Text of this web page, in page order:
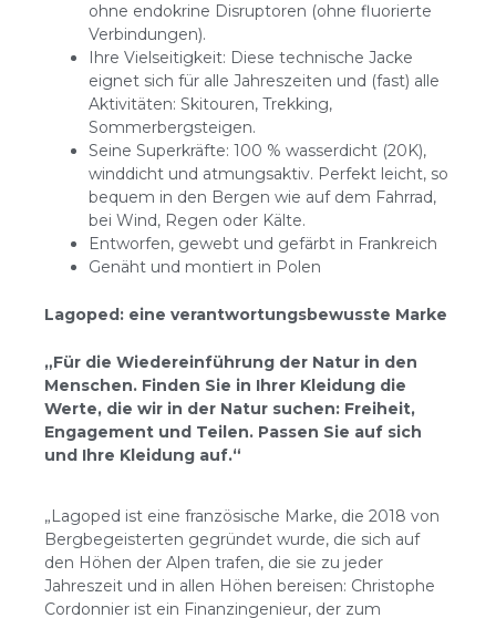
ohne endokrine Disruptoren (ohne fluorierte
Verbindungen).
Ihre Vielseitigkeit: Diese technische Jacke
eignet sich für alle Jahreszeiten und (fast) alle
Aktivitäten: Skitouren, Trekking,
Sommerbergsteigen.
Seine Superkräfte: 100 % wasserdicht (20K),
winddicht und atmungsaktiv. Perfekt leicht, so
bequem in den Bergen wie auf dem Fahrrad,
bei Wind, Regen oder Kälte.
Entworfen, gewebt und gefärbt in Frankreich
Genäht und montiert in Polen
Lagoped: eine verantwortungsbewusste Marke
„Für die Wiedereinführung der Natur in den
Menschen. Finden Sie in Ihrer Kleidung die
Werte, die wir in der Natur suchen: Freiheit,
Engagement und Teilen. Passen Sie auf sich
und Ihre Kleidung auf.“
„Lagoped ist eine französische Marke, die 2018 von
Bergbegeisterten gegründet wurde, die sich auf
den Höhen der Alpen trafen, die sie zu jeder
Jahreszeit und in allen Höhen bereisen: Christophe
Cordonnier ist ein Finanzingenieur, der zum